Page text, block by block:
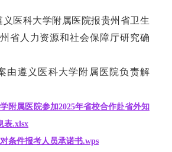
义医科大学附属医院报贵州省卫生
省人力资源和社会保障厅研究确
由遵义医科大学附属医院负责解
附属医院参加2025年省校合作赴省外知
表.xlsx
条件报考人员承诺书.wps